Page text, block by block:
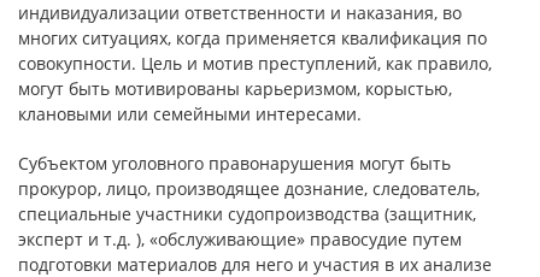
индивидуализации ответственности и наказания, во
многих ситуациях, когда применяется квалификация по
совокупности. Цель и мотив преступлений, как правило,
могут быть мотивированы карьеризмом, корыстью,
клановыми или семейными интересами.
Субъектом уголовного правонарушения могут быть
прокурор, лицо, производящее дознание, следователь,
специальные участники судопроизводства (защитник,
эксперт и т.д. ), «обслуживающие» правосудие путем
подготовки материалов для него и участия в их анализе